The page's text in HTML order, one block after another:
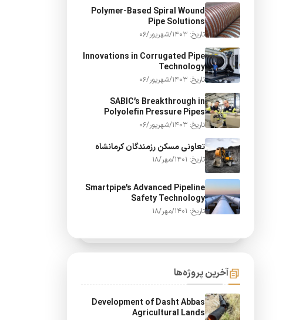
Polymer-Based Spiral Wound
Pipe Solutions
تاریخ: 1403/شهریور/06
Innovations in Corrugated Pipe
Technology
تاریخ: 1403/شهریور/06
SABIC’s Breakthrough in
Polyolefin Pressure Pipes
تاریخ: 1403/شهریور/06
تعاونی مسکن رزمندگان کرمانشاه
تاریخ: 1401/مهر/18
Smartpipe’s Advanced Pipeline
Safety Technology
تاریخ: 1401/مهر/18
آخرین پروژه‌ها
Development of Dasht Abbas
Agricultural Lands